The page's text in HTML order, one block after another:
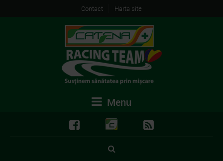
Contact Harta site
Menu